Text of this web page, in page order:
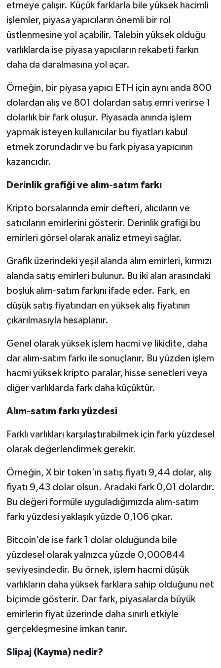
etmeye çalışır. Küçük farklarla bile yüksek hacimli
işlemler, piyasa yapıcıların önemli bir rol
üstlenmesine yol açabilir. Talebin yüksek olduğu
varlıklarda ise piyasa yapıcıların rekabeti farkın
daha da daralmasına yol açar.
Örneğin, bir piyasa yapıcı ETH için aynı anda 800
dolardan alış ve 801 dolardan satış emri verirse 1
dolarlık bir fark oluşur. Piyasada anında işlem
yapmak isteyen kullanıcılar bu fiyatları kabul
etmek zorundadır ve bu fark piyasa yapıcının
kazancıdır.
Derinlik grafiği ve alım-satım farkı
Kripto borsalarında emir defteri, alıcıların ve
satıcıların emirlerini gösterir. Derinlik grafiği bu
emirleri görsel olarak analiz etmeyi sağlar.
Grafik üzerindeki yeşil alanda alım emirleri, kırmızı
alanda satış emirleri bulunur. Bu iki alan arasındaki
boşluk alım-satım farkını ifade eder. Fark, en
düşük satış fiyatından en yüksek alış fiyatının
çıkarılmasıyla hesaplanır.
Genel olarak yüksek işlem hacmi ve likidite, daha
dar alım-satım farkı ile sonuçlanır. Bu yüzden işlem
hacmi yüksek kripto paralar, hisse senetleri veya
diğer varlıklarda fark daha küçüktür.
Alım-satım farkı yüzdesi
Farklı varlıkları karşılaştırabilmek için farkı yüzdesel
olarak değerlendirmek gerekir.
Örneğin, X bir token’ın satış fiyatı 9,44 dolar, alış
fiyatı 9,43 dolar olsun. Aradaki fark 0,01 dolardır.
Bu değeri formüle uyguladığımızda alım-satım
farkı yüzdesi yaklaşık yüzde 0,106 çıkar.
Bitcoin’de ise fark 1 dolar olduğunda bile
yüzdesel olarak yalnızca yüzde 0,000844
seviyesindedir. Bu örnek, işlem hacmi düşük
varlıkların daha yüksek farklara sahip olduğunu net
biçimde gösterir. Dar fark, piyasalarda büyük
emirlerin fiyat üzerinde daha sınırlı etkiyle
gerçekleşmesine imkan tanır.
Slipaj (Kayma) nedir?